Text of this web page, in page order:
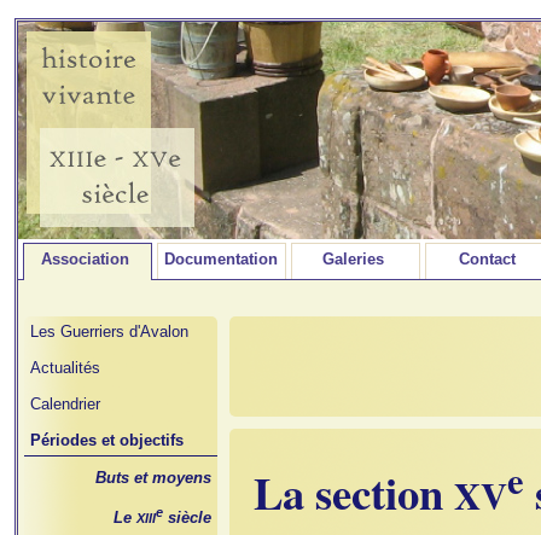
Association Documentation Galeries Contact
Les Guerriers d'Avalon
Actualités
Calendrier
Périodes et objectifs
Buts et moyens
LeXIIIe siècle La section XVe